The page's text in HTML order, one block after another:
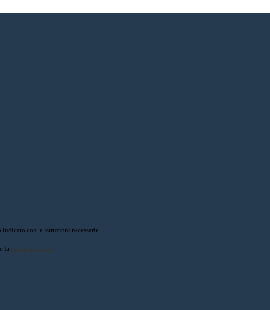
con le istruzioni necessarie.
la Login Spaggiari